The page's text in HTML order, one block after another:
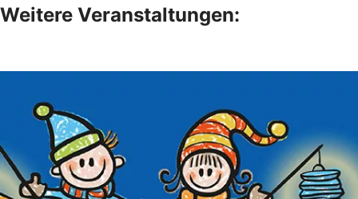
Weitere Veranstaltungen: